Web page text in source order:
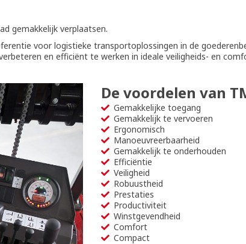
gemakkelijk verplaatsen.
voor logistieke transportoplossingen in de
en efficiënt te werken in ideale veiligheids- en
De voordelen van
Gemakkelijke toegang
Gemakkelijk te vervoeren
Ergonomisch
Manoeuvreerbaarheid
Gemakkelijk te onderhouden
Efficiëntie
Veiligheid
Robuustheid
Prestaties
Productiviteit
Winstgevendheid
Comfort
Compact